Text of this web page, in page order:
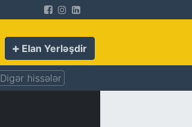
Elan Yerləşdir
Digər hissələr